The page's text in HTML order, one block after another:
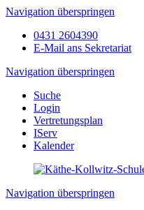
Navigation überspringen
0431 2604390
E-Mail ans Sekretariat
Navigation überspringen
Suche
Login
Vertretungsplan
IServ
Kalender
Navigation überspringen